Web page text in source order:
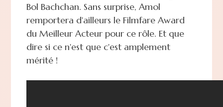
Bol Bachchan. Sans surprise, Amol
remportera d'ailleurs le Filmfare Award
du Meilleur Acteur pour ce rôle. Et que
dire si ce n'est que c'est amplement
mérité !